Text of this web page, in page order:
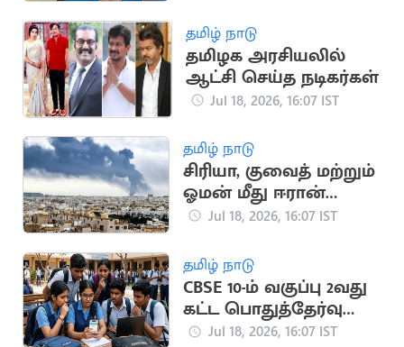
ஏலம்
தமிழ் நாடு
தமிழக அரசியலில்
ஆட்சி செய்த நடிகர்கள்
Jul 18, 2026, 16:07 IST
தமிழ் நாடு
சிரியா, குவைத் மற்றும்
ஓமன் மீது ஈரான்
பதிலடி தாக்குதல்
Jul 18, 2026, 16:07 IST
தமிழ் நாடு
CBSE 10-ம் வகுப்பு 2வது
கட்ட பொதுத்தேர்வு
முடிவுகள்
Jul 18, 2026, 16:07 IST